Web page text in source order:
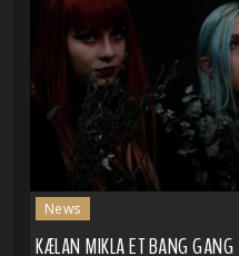
News
KÆLAN MIKLA ET BANG